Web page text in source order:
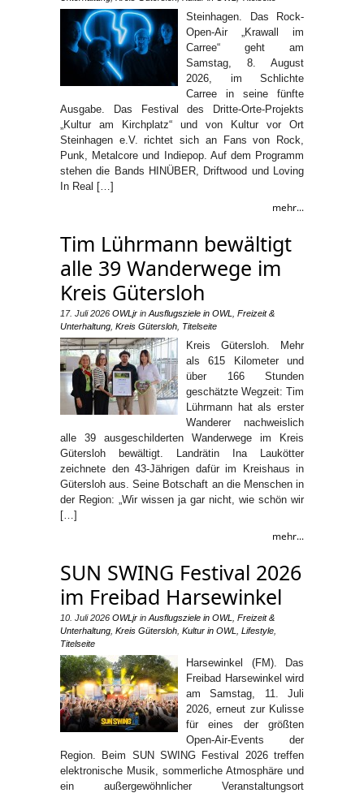
Steinhagen. Das Rock-
Open-Air „Krawall im
Carree“ geht am
Samstag, 8. August
2026, im Schlichte
Carree in seine fünfte
Ausgabe. Das Festival des Dritte-Orte-Projekts
„Kultur am Kirchplatz“ und von Kultur vor Ort
Steinhagen e.V. richtet sich an Fans von Rock,
Punk, Metalcore und Indiepop. Auf dem Programm
stehen die Bands HINÜBER, Driftwood und Loving
In Real […]
mehr...
Tim Lührmann bewältigt
alle 39 Wanderwege im
Kreis Gütersloh
17. Juli 2026 OWLjr in Ausflugsziele in OWL
Freizeit &
Unterhaltung Kreis Gütersloh Titelseite
Kreis Gütersloh. Mehr
als 615 Kilometer und
über 166 Stunden
geschätzte Wegzeit: Tim
Lührmann hat als erster
Wanderer nachweislich
alle 39 ausgeschilderten Wanderwege im Kreis
Gütersloh bewältigt. Landrätin Ina Laukötter
zeichnete den 43-Jährigen dafür im Kreishaus in
Gütersloh aus. Seine Botschaft an die Menschen in
der Region: „Wir wissen ja gar nicht, wie schön wir
[…]
mehr...
SUN SWING Festival 2026
im Freibad Harsewinkel
10. Juli 2026 OWLjr in Ausflugsziele in OWL
Freizeit &
Unterhaltung Kreis Gütersloh Kultur in OWL Lifestyle
Titelseite
Harsewinkel (FM). Das
Freibad Harsewinkel wird
am Samstag, 11. Juli
2026, erneut zur Kulisse
für eines der größten
Open-Air-Events der
Region. Beim SUN SWING Festival 2026 treffen
elektronische Musik, sommerliche Atmosphäre und
ein außergewöhnlicher Veranstaltungsort